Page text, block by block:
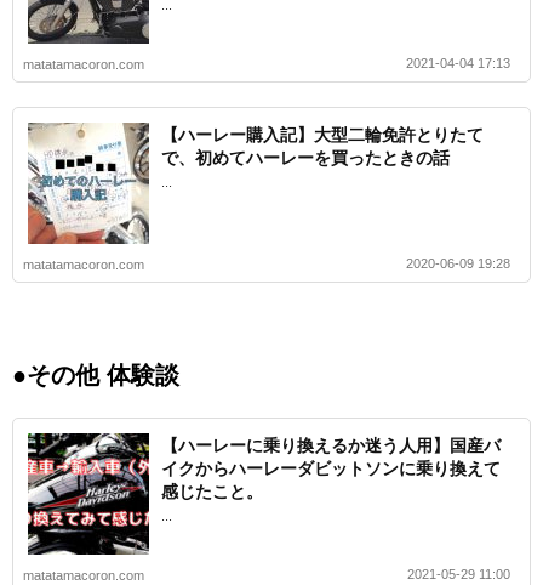
matatamacoron.com 2021-04-04 17:13
【ハーレー購入記】大型二輪免許とりたて
で、初めてハーレーを買ったときの話
matatamacoron.com 2020-06-09 19:28
●その他 体験談
【ハーレーに乗り換えるか迷う人用】国産バ
イクからハーレーダビットソンに乗り換えて
感じたこと。
matatamacoron.com 2021-05-29 11:00